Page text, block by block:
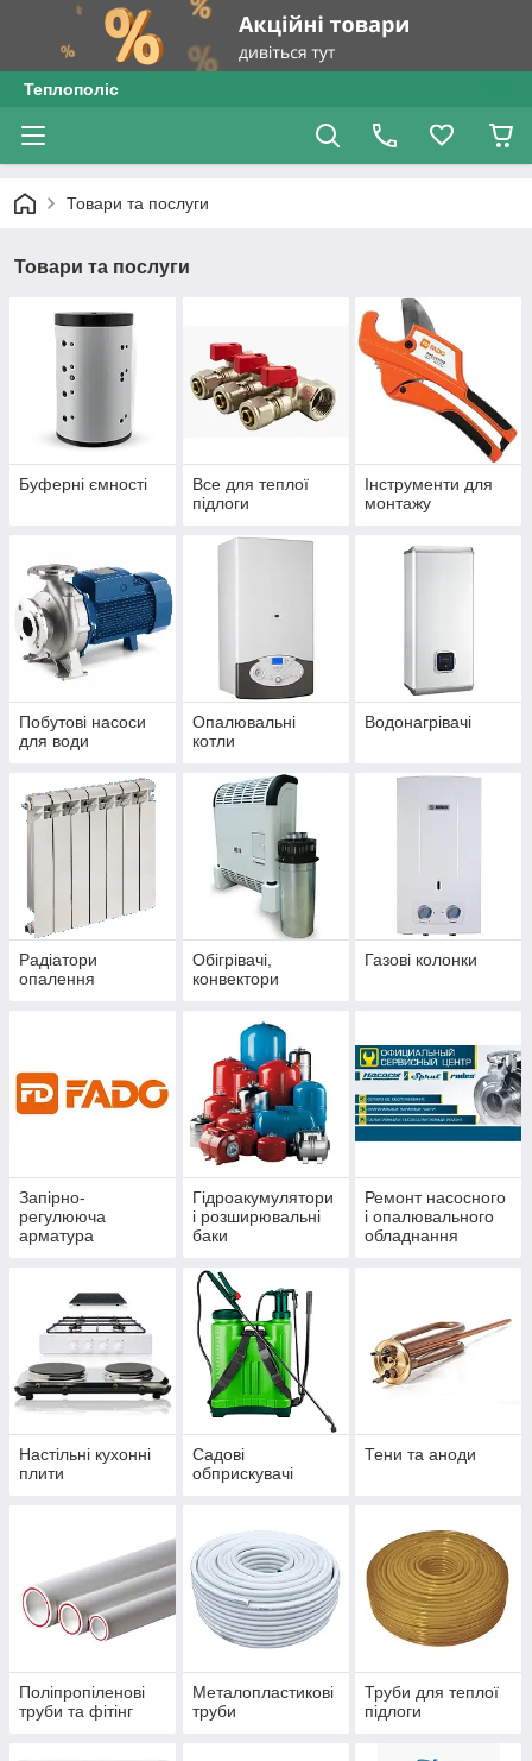
Теплополіс
Товари та послуги
Товари та послуги
Буферні ємності
Все для теплої
підлоги
Інструменти для
монтажу
Побутові насоси
для води
Опалювальні
котли
Водонагрівачі
Радіатори
опалення
Обігрівачі,
конвектори
Газові колонки
Запірно-
регулююча
арматура
Гідроакумулятори
і розширювальні
баки
Ремонт насосного
і опалювального
обладнання
Настільні кухонні
плити
Садові
обприскувачі
Тени та аноди
Поліпропіленові
труби та фітінг
Металопластикові
труби
Труби для теплої
підлоги